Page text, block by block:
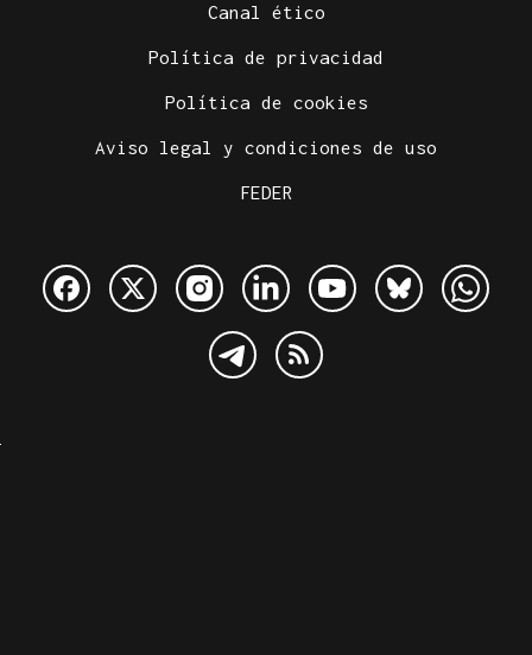
Canal ético
Política de privacidad
Política de cookies
Aviso legal y condiciones de uso
FEDER